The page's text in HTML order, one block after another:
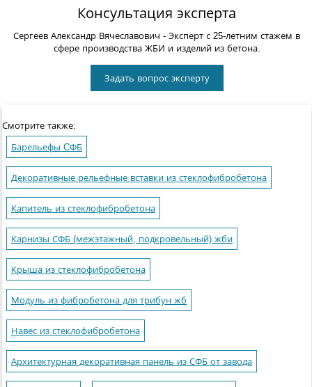
Консультация эксперта
Сергеев Александр Вячеславович - Эксперт с 25-летним стажем в
сфере производства ЖБИ и изделий из бетона.
Задать вопрос эксперту
Смотрите также:
Барельефы CФБ
Декоративные рельефные вставки из стеклофибробетона
Капитель из стеклофибробетона
Карнизы СФБ (межэтажный, подкровельный) жби
Крыша из стеклофибробетона
Модуль из фибробетона для трибун жб
Навес из стеклофибробетона
Архитектурная декоративная панель из СФБ от завода